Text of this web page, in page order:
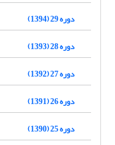
دوره 29 (1394)
دوره 28 (1393)
دوره 27 (1392)
دوره 26 (1391)
دوره 25 (1390)